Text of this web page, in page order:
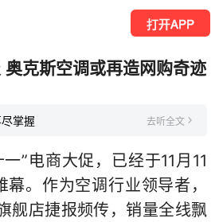
打开APP
克斯空调或再造网购奇迹
掌握 去听全文
”电商大促，已经于11月11
幕。作为空调行业领导者，
舰店捷报频传，销量全线飘